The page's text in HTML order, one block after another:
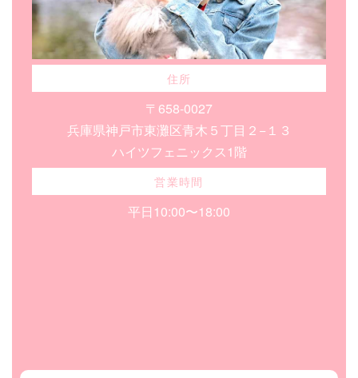
住所
〒658-0027
兵庫県神戸市東灘区青木５丁目２−１３
ハイツフェニックス1階
営業時間
平日10:00〜18:00